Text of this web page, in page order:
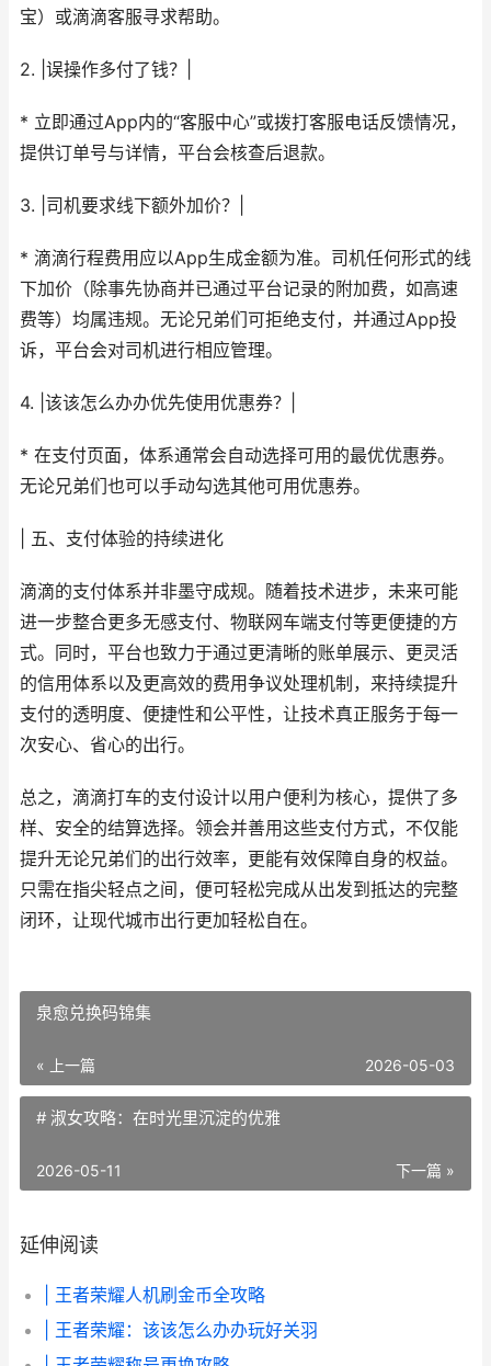
宝）或滴滴客服寻求帮助。
2. |误操作多付了钱？|
* 立即通过App内的“客服中心”或拨打客服电话反馈情况，
提供订单号与详情，平台会核查后退款。
3. |司机要求线下额外加价？|
* 滴滴行程费用应以App生成金额为准。司机任何形式的线
下加价（除事先协商并已通过平台记录的附加费，如高速
费等）均属违规。无论兄弟们可拒绝支付，并通过App投
诉，平台会对司机进行相应管理。
4. |该该怎么办办优先使用优惠券？|
* 在支付页面，体系通常会自动选择可用的最优优惠券。
无论兄弟们也可以手动勾选其他可用优惠券。
| 五、支付体验的持续进化
滴滴的支付体系并非墨守成规。随着技术进步，未来可能
进一步整合更多无感支付、物联网车端支付等更便捷的方
式。同时，平台也致力于通过更清晰的账单展示、更灵活
的信用体系以及更高效的费用争议处理机制，来持续提升
支付的透明度、便捷性和公平性，让技术真正服务于每一
次安心、省心的出行。
总之，滴滴打车的支付设计以用户便利为核心，提供了多
样、安全的结算选择。领会并善用这些支付方式，不仅能
提升无论兄弟们的出行效率，更能有效保障自身的权益。
只需在指尖轻点之间，便可轻松完成从出发到抵达的完整
闭环，让现代城市出行更加轻松自在。
泉愈兑换码锦集
« 上一篇 2026-05-03
# 淑女攻略：在时光里沉淀的优雅
下一篇 »
2026-05-11
延伸阅读
| 王者荣耀人机刷金币全攻略
| 王者荣耀：该该怎么办办玩好关羽